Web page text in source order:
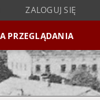
ZALOGUJ SIĘ
PRZEGLĄDANIA